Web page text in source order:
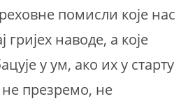
помисли које нас
гријех наводе, а које
у ум, ако их у старту
презремо, не